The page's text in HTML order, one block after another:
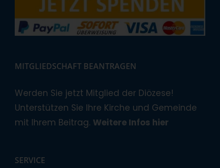
MITGLIEDSCHAFT BEANTRAGEN
Werden Sie jetzt Mitglied der Diözese!
Unterstützen Sie Ihre Kirche und Gemeinde
mit Ihrem Beitrag. Weitere Infos hier
SERVICE